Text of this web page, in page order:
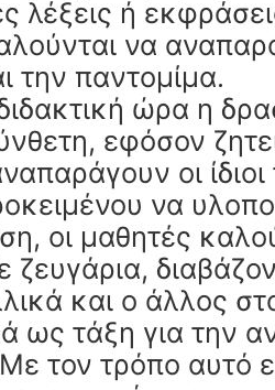
λέξεις ή
να
την παντομίμα.
ώρα η
εφόσον
οι
να
οι μαθητές
ζευγάρια,
και ο άλλος
ως τάξη για την
τον τρόπο αυτό